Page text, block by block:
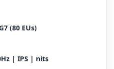
(80 EUs)
| IPS | nits